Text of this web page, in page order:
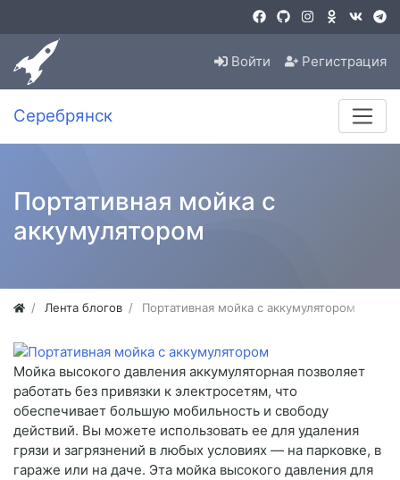
Войти Регистрация
Серебрянск
Портативная мойка с
аккумулятором
Лента блогов Портативная мойка с аккумулятором
Мойка высокого давления аккумуляторная позволяет
работать без привязки к электросетям, что
обеспечивает большую мобильность и свободу
действий. Вы можете использовать ее для удаления
грязи и загрязнений в любых условиях — на парковке, в
гараже или на даче. Эта мойка высокого давления для